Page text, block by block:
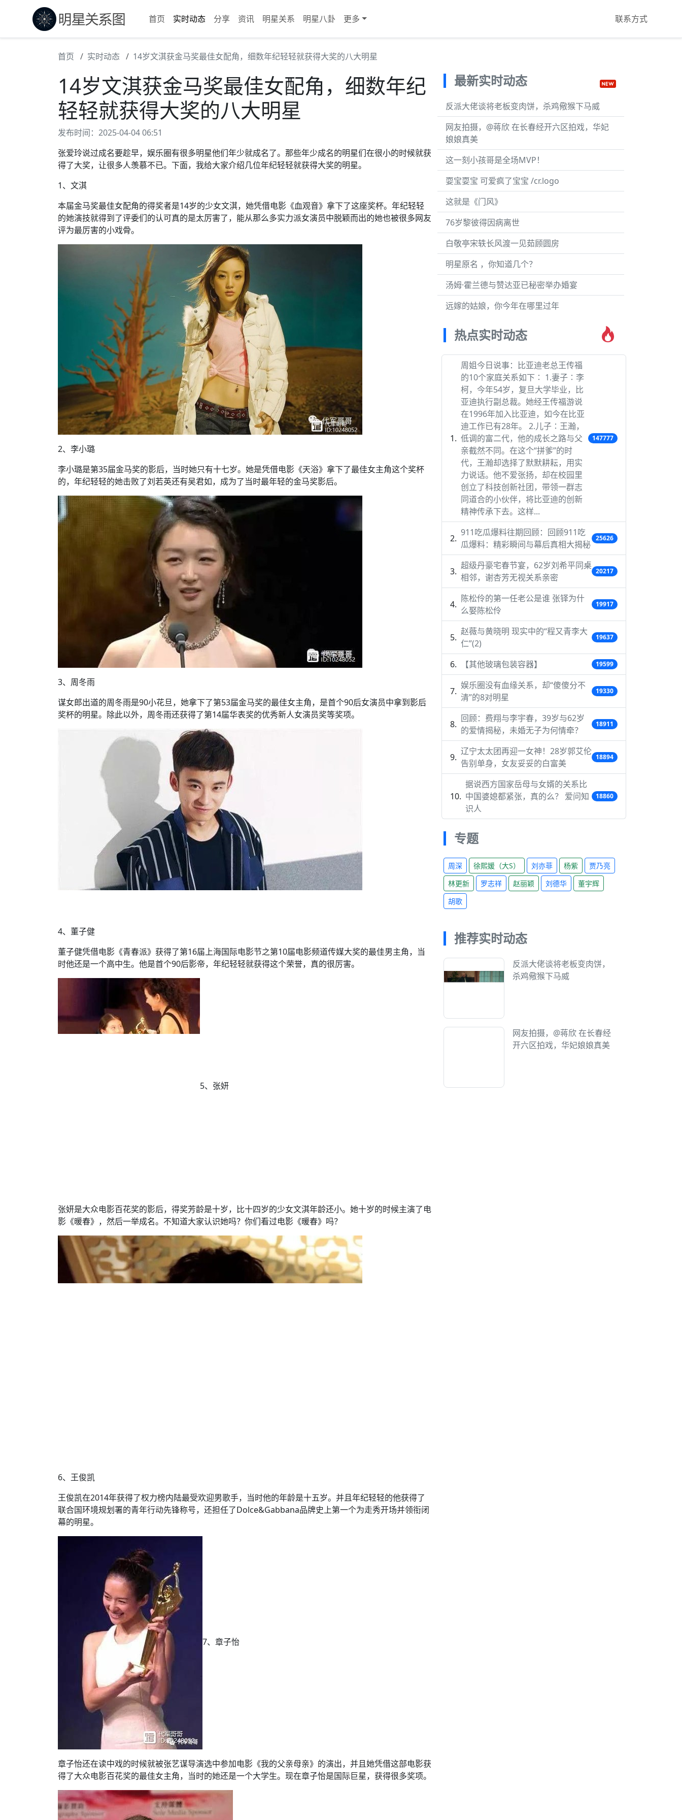
首页 实时动态 分享 资讯 明星关系 明星八卦 更多 联系方式
首页 实时动态 14岁文淇获金马奖最佳女配角，细数年纪轻轻就获得大奖的八大明星
14岁文淇获金马奖最佳女配角，细数年纪
轻轻就获得大奖的八大明星
发布时间：2025-04-04 06:51
张爱玲说过成名要趁早，娱乐圈有很多明星他们年少就成名了。那些年少成名的明星们在很小的时候就获
得了大奖，让很多人羡慕不已。下面，我给大家介绍几位年纪轻轻就获得大奖的明星。
1、文淇
本届金马奖最佳女配角的得奖者是14岁的少女文淇，她凭借电影《血观音》拿下了这座奖杯。年纪轻轻
的她演技就得到了评委们的认可真的是太厉害了，能从那么多实力派女演员中脱颖而出的她也被很多网友
评为最厉害的小戏骨。
2、李小璐
李小璐是第35届金马奖的影后，当时她只有十七岁。她是凭借电影《天浴》拿下了最佳女主角这个奖杯
的，年纪轻轻的她击败了刘若英还有吴君如，成为了当时最年轻的金马奖影后。
3、周冬雨
谋女郎出道的周冬雨是90小花旦，她拿下了第53届金马奖的最佳女主角，是首个90后女演员中拿到影后
奖杯的明星。除此以外，周冬雨还获得了第14届华表奖的优秀新人女演员奖等奖项。
4、董子健
董子健凭借电影《青春派》获得了第16届上海国际电影节之第10届电影频道传媒大奖的最佳男主角，当
时他还是一个高中生。他是首个90后影帝，年纪轻轻就获得这个荣誉，真的很厉害。
5、张妍
张妍是大众电影百花奖的影后，得奖芳龄是十岁，比十四岁的少女文淇年龄还小。她十岁的时候主演了电
影《暖春》，然后一举成名。不知道大家认识她吗？你们看过电影《暖春》吗？
6、王俊凯
王俊凯在2014年获得了权力榜内陆最受欢迎男歌手，当时他的年龄是十五岁。并且年纪轻轻的他获得了
联合国环境规划署的青年行动先锋称号，还担任了Dolce&Gabbana品牌史上第一个为走秀开场并领衔闭
幕的明星。
7、章子怡
章子怡还在读中戏的时候就被张艺谋导演选中参加电影《我的父亲母亲》的演出，并且她凭借这部电影获
得了大众电影百花奖的最佳女主角，当时的她还是一个大学生。现在章子怡是国际巨星，获得很多奖项。
最新实时动态
反派大佬谈将老板变肉饼，杀鸡儆猴下马威
网友拍摄，@蒋欣 在长春经开六区拍戏，华妃
娘娘真美
这一刻小孩哥是全场MVP！
耍宝耍宝 可爱疯了宝宝 /cr.logo
这就是《门风》
76岁黎彼得因病离世
白敬亭宋轶长风渡一见茹顾圆房
明星原名 ，你知道几个？
汤姆·霍兰德与赞达亚已秘密举办婚宴
远嫁的姑娘，你今年在哪里过年
热点实时动态
周姐今日说事：比亚迪老总王传福
的10个家庭关系如下∶ 1.妻子∶李
柯，今年54岁，复旦大学毕业，比
亚迪执行副总裁。她经王传福游说
在1996年加入比亚迪，如今在比亚
迪工作已有28年。 2.儿子∶王瀚，
低调的富二代，他的成长之路与父
亲截然不同。在这个“拼爹”的时
代，王瀚却选择了默默耕耘，用实
力说话。他不爱张扬，却在校园里
创立了科技创新社团，带领一群志
同道合的小伙伴，将比亚迪的创新
精神传承下去。这样...
147777
911吃瓜爆料往期回顾：回顾911吃
瓜爆料：精彩瞬间与幕后真相大揭秘
25626
超级丹豪宅春节宴，62岁刘希平同桌
相邻，谢杏芳无视关系亲密
20217
陈松伶的第一任老公是谁 张铎为什
么娶陈松伶
19917
赵薇与黄晓明 现实中的“程又青李大
仁”(2)
19637
【其他玻璃包装容器】 19599
娱乐圈没有血缘关系，却“傻傻分不
清”的8对明星
19330
回顾：费翔与李宇春，39岁与62岁
的爱情揭秘，未婚无子为何情牵？
18911
辽宁太太团再迎一女神！28岁郭艾伦
告别单身，女友妥妥的白富美
18894
据说西方国家岳母与女婿的关系比
中国婆媳都紧张，真的么？ 爱问知
识人
18860
专题
周深 徐熙媛（大S） 刘亦菲 杨紫
贾乃亮
林更新
罗志祥 赵丽颖 刘德华
董宇辉
胡歌
推荐实时动态
反派大佬谈将老板变肉饼，
杀鸡儆猴下马威
网友拍摄，@蒋欣 在长春经
开六区拍戏，华妃娘娘真美